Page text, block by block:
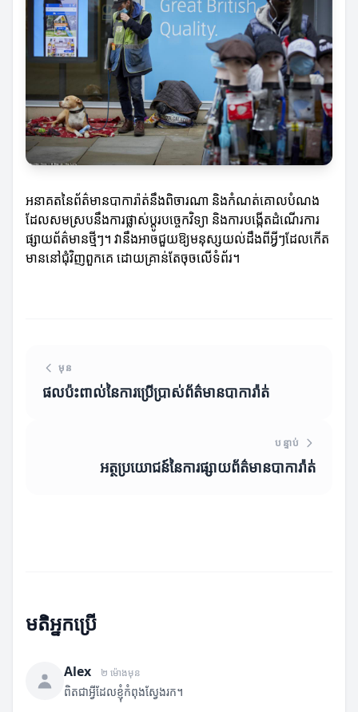
អនាគតនៃព័ត៌មានបាការ៉ាត់នឹងពិចារណា និងកំណត់គោលបំណង
ដែលសមស្របនឹងការផ្លាស់ប្តូរបច្ចេកវិទ្យា និងការបង្កើតដំណើរការ
ផ្សាយព័ត៌មានថ្មីៗ។ វានឹងអាចជួយឱ្យមនុស្សយល់ដឹងពីអ្វីៗដែលកើត
មាននៅជុំវិញពួកគេ ដោយគ្រាន់តែចុចលើទំព័រ។
មុន
ផលប៉ះពាល់នៃការប្រើប្រាស់ព័ត៌មានបាការ៉ាត់
បន្ទាប់
អត្ថប្រយោជន៍នៃការផ្សាយព័ត៌មានបាការ៉ាត់
មតិអ្នកប្រើ
Alex ២ ម៉ោងមុន
ពិតជាអ្វីដែលខ្ញុំកំពុងស្វែងរក។